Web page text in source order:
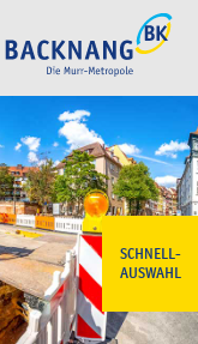
SCHNELL-
AUSWAHL